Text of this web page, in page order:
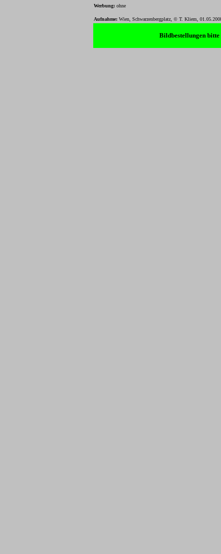
Werbung: ohne
Aufnahme: Wien, Schwarzenbergplatz, © T. Kliem,
Bildbestellungen